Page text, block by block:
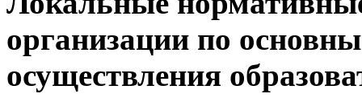
организации по
осуществления